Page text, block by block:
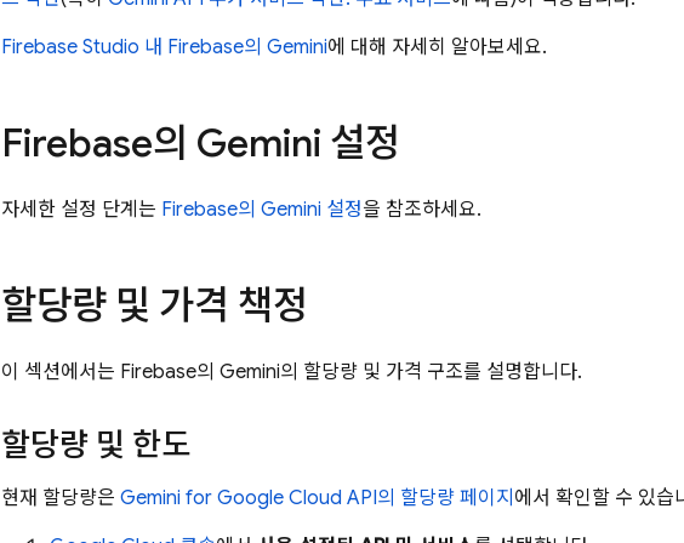
Firebase Studio 내 Firebase의 Gemini에 대해 자세히 알아보세요.
Firebase의 Gemini 설정
자세한 설정 단계는 Firebase의 Gemini 설정을 참조하세요.
할당량 및 가격 책정
이 섹션에서는 Firebase의 Gemini의 할당량 및 가격 구조를 설명합니다.
할당량 및 한도
현재 할당량은 Gemini for Google Cloud API의 할당량 페이지 에서 확인할 수 있습